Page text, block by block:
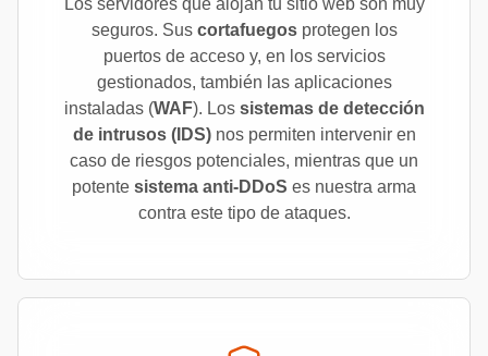
seguros. Suscortafuegosprotegen los
puertos de acceso y, en los servicios
gestionados, también las aplicaciones
instaladas (WAF). Los sistemas de detección
de intrusos (IDS) nos permiten intervenir en
caso de riesgos potenciales, mientras que un
potente sistema anti-DDoS es nuestra arma
contra este tipo de ataques.